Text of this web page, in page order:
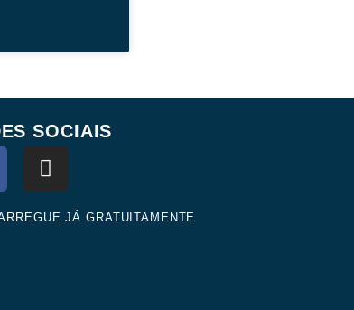
SOCIAIS
I
n
s
t
JÁ GRATUITAMENTE